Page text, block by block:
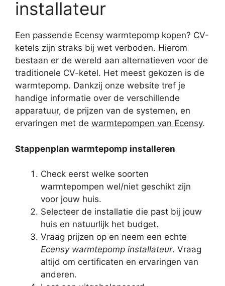
installateur
Een passende Ecensy warmtepomp kopen? CV-
ketels zijn straks bij wet verboden. Hierom
bestaan er de wereld aan alternatieven voor de
traditionele CV-ketel. Het meest gekozen is de
warmtepomp. Dankzij onze website tref je
handige informatie over de verschillende
apparatuur, de prijzen van de systemen, en
ervaringen met de warmtepompen van Ecensy.
Stappenplan warmtepomp installeren
Check eerst welke soorten
warmtepompen wel/niet geschikt zijn
voor jouw huis.
Selecteer de installatie die past bij jouw
huis en natuurlijk het budget.
Vraag prijzen op en neem een echte
Ecensy warmtepomp installateur. Vraag
altijd om certificaten en ervaringen van
anderen.